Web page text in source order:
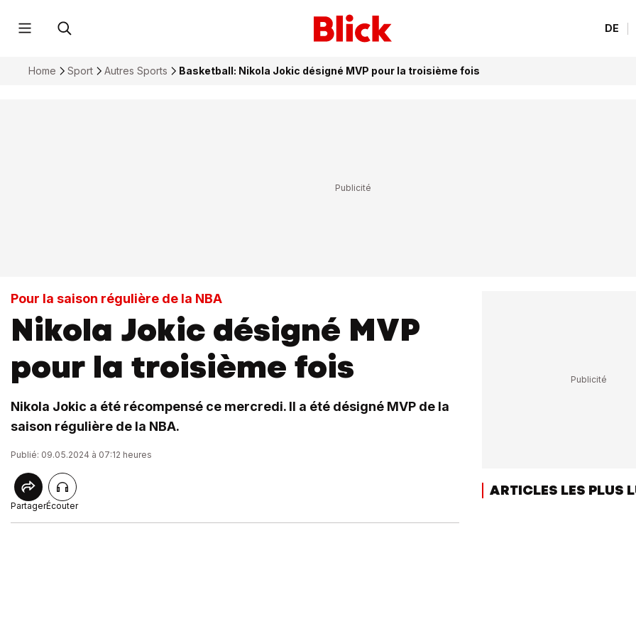
DE
Home Sport Autres Sports Basketball: Nikola Jokic désigné MVP pour la troisième fois
Pour la saison régulière de la NBA
Nikola Jokic désigné MVP
pour la troisième fois
Nikola Jokic a été récompensé ce mercredi. Il a été désigné MVP de la
saison régulière de la NBA.
Publié: 09.05.2024 à 07:12 heures
PartagerÉcouter
ARTICLES LES PLUS